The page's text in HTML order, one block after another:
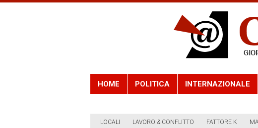
HOME POLITICA INTERNAZIONALE
LOCALI LAVORO & CONFLITTO FATTORE K